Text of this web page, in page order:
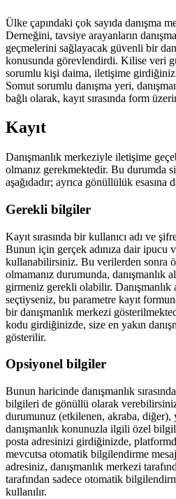
Ülke çapındaki çok sayıda danışma
Derneğini, tavsiye arayanların
geçmelerini sağlayacak güvenli bir
konusunda görevlendirdi. Kilise veri
sorumlu kişi daima, iletişime
Somut sorumlu danışma yeri,
bağlı olarak, kayıt sırasında form
Kayıt
Danışmanlık merkeziyle iletişime
olmanız gerekmektedir. Bu durumda
aşağıdadır; ayrıca gönüllülük
Gerekli bilgiler
Kayıt sırasında bir kullanıcı adı ve
Bunun için gerçek adınıza dair ipucu
kullanabilirsiniz. Bu verilerden sonra
olmamanız durumunda, danışmanlık
girmeniz gerekli olabilir. Danışmanlık
seçtiyseniz, bu parametre kayıt
bir danışmanlık merkezi
kodu girdiğinizde, size en yakın
gösterilir.
Opsiyonel bilgiler
Bunun haricinde danışmanlık
bilgileri de gönüllü olarak
durumunuz (etkilenen, akraba, diğer),
danışmanlık konunuzla ilgili özel
posta adresinizi girdiğinizde,
mevcutsa otomatik bilgilendirme
adresiniz, danışmanlık merkezi
tarafından sadece otomatik
kullanılır.